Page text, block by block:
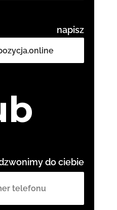
napisz
do ciebie